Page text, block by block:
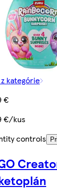
kategórie
€
€/kus
controls